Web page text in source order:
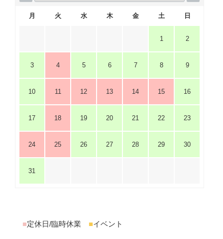
月 火 水 木 金 土 日
1 2
3 4 5 6 7 8 9
10 11 12 13 14 15 16
17 18 19 20 21 22 23
24 25 26 27 28 29 30
31
■定休日/臨時休業 ■イベント